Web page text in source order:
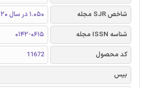
شاخص SJR مجله
1.050 در سال 2020
شناسه ISSN مجله
0142-0615
کد محصول
11672
بیس